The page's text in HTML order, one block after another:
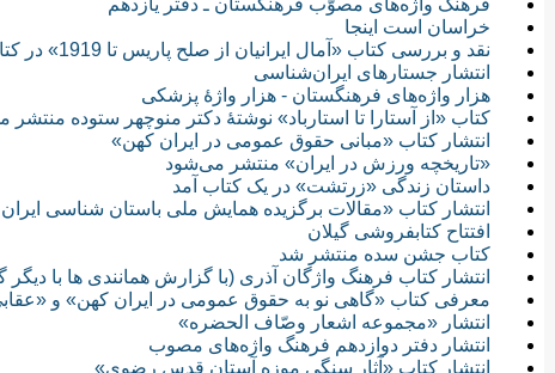
فرهنگ واژه‌های مصوّب فرهنگستان ـ دفتر یازدهم
خراسان است اینجا
نقد و بررسی کتاب «آمال ایرانیان از صلح پاریس تا 1919» در کتابخانه ملی
انتشار جستارهای ایران‌شناسی
هزار واژه‌های فرهنگستان - هزار واژۀ پزشکی
کتاب «از آستارا تا استارباد» نوشتهٔ دکتر منوچهر ستوده
انتشار کتاب «مبانی حقوق عمومی در ایران کهن»
«تاریخچه ورزش در ایران» منتشر می‌شود
داستان زندگی «زرتشت» در یک کتاب آمد
انتشار کتاب «مقالات برگزیده همایش ملی باستان شناسی ایران
افتتاح کتابفروشی گیلان
کتاب جشن سده منتشر شد
انتشار کتاب فرهنگ واژگان آذری (با گزارش همانندی ها با
معرفی کتاب «گاهی نو به حقوق عمومی در ایران کهن» و
انتشار «مجموعه اشعار وصّاف الحضره»
انتشار دفتر دوازدهم فرهنگ واژه‌های مصوب
انتشار كتاب «آثار سنگی موزه آستان قدس رضوی»